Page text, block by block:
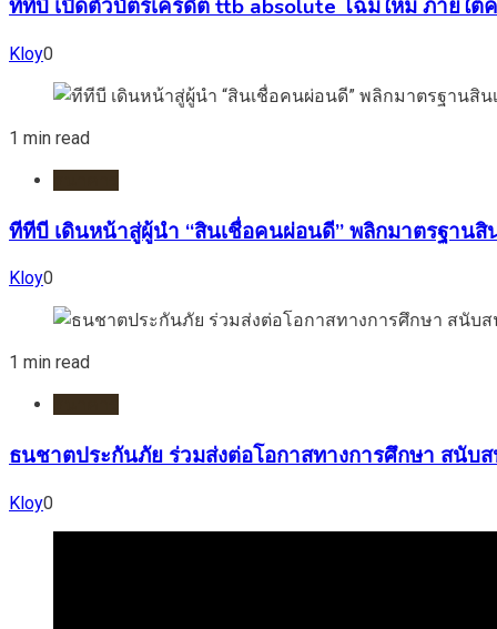
ทีทีบี เปิดตัวบัตรเครดิต ttb absolute โฉมใหม่ ภายใต้
Kloy0
1 min read
ทีทีบี เดินหน้าสู่ผู้นำ “สินเชื่อคนผ่อนดี” พลิกมาตรฐาน
Kloy0
1 min read
ธนชาตประกันภัย ร่วมส่งต่อโอกาสทางการศึกษา สนับ
Kloy0